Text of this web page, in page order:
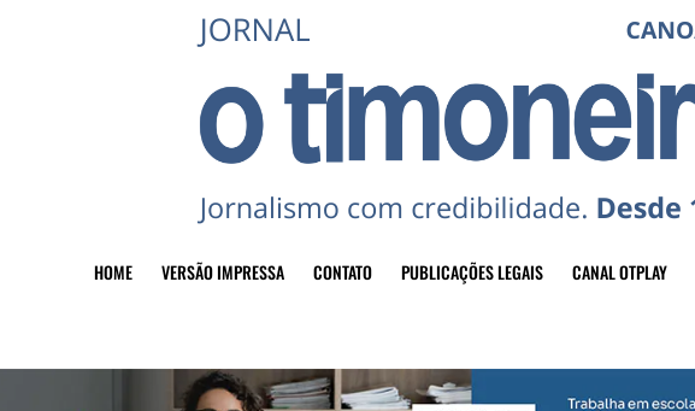
HOME VERSÃO IMPRESSA CONTATO PUBLICAÇÕES LEGAIS CANAL OTPLAY